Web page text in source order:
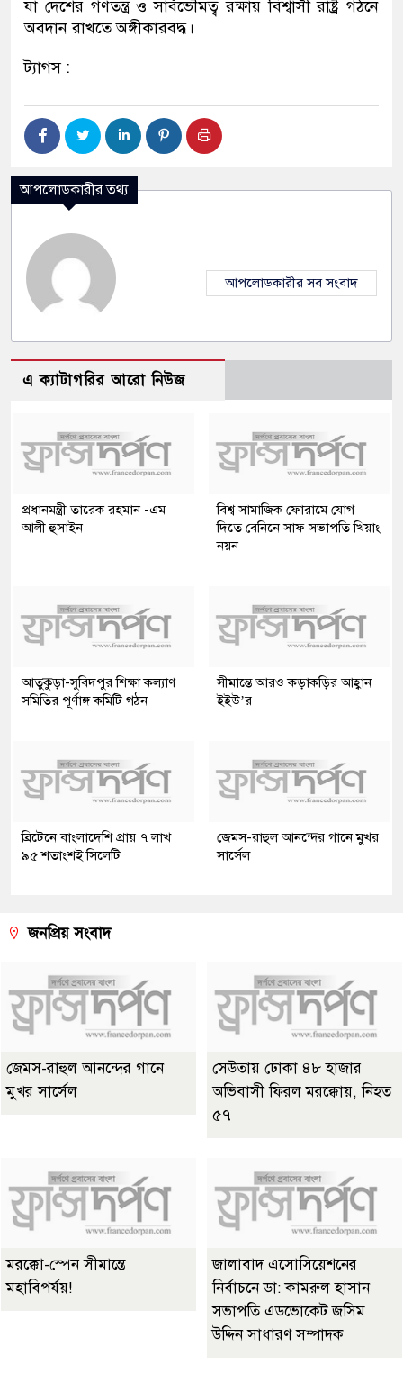
যা দেশের গণতন্ত্র ও সার্বভৌমত্ব রক্ষায় বিশ্বাসী রাষ্ট্র গঠনে
অবদান রাখতে অঙ্গীকারবদ্ধ।
ট্যাগস :
আপলোডকারীর তথ্য
আপলোডকারীর সব সংবাদ
এ ক্যাটাগরির আরো নিউজ
প্রধানমন্ত্রী তারেক রহমান -এম
আলী হুসাইন
বিশ্ব সামাজিক ফোরামে যোগ
দিতে বেনিনে সাফ সভাপতি খিয়াং
নয়ন
আতুকুড়া-সুবিদপুর শিক্ষা কল্যাণ
সমিতির পূর্ণাঙ্গ কমিটি গঠন
সীমান্তে আরও কড়াকড়ির আহ্বান
ইইউ’র
ব্রিটেনে বাংলাদেশি প্রায় ৭ লাখ
৯৫ শতাংশই সিলেটি
জেমস-রাহুল আনন্দের গানে মুখর
সার্সেল
জনপ্রিয় সংবাদ
জেমস-রাহুল আনন্দের গানে
মুখর সার্সেল
সেউতায় ঢোকা ৪৮ হাজার
অভিবাসী ফিরল মরক্কোয়, নিহত
৫৭
মরক্কো-স্পেন সীমান্তে
মহাবিপর্যয়!
জালাবাদ এসোসিয়েশনের
নির্বাচনে ডা: কামরুল হাসান
সভাপতি এডভোকেট জসিম
উদ্দিন সাধারণ সম্পাদক